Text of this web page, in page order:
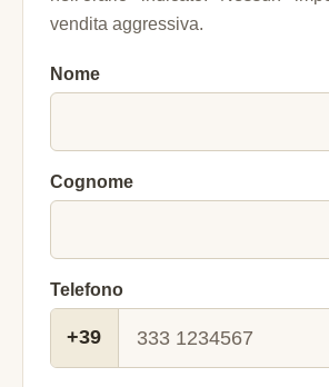
vendita aggressiva.
Nome
Cognome
Telefono
+39